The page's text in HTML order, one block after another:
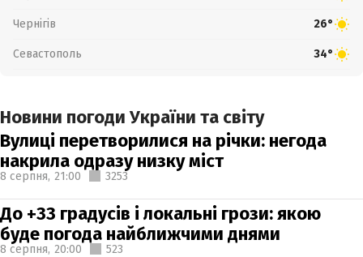
Чернігів 26°
Севастополь 34°
Новини погоди України та світу
Вулиці перетворилися на річки: негода
накрила одразу низку міст
8 серпня, 21:00 3253
До +33 градусів і локальні грози: якою
буде погода найближчими днями
8 серпня, 20:00 523